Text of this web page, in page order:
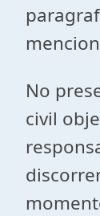
No
civil